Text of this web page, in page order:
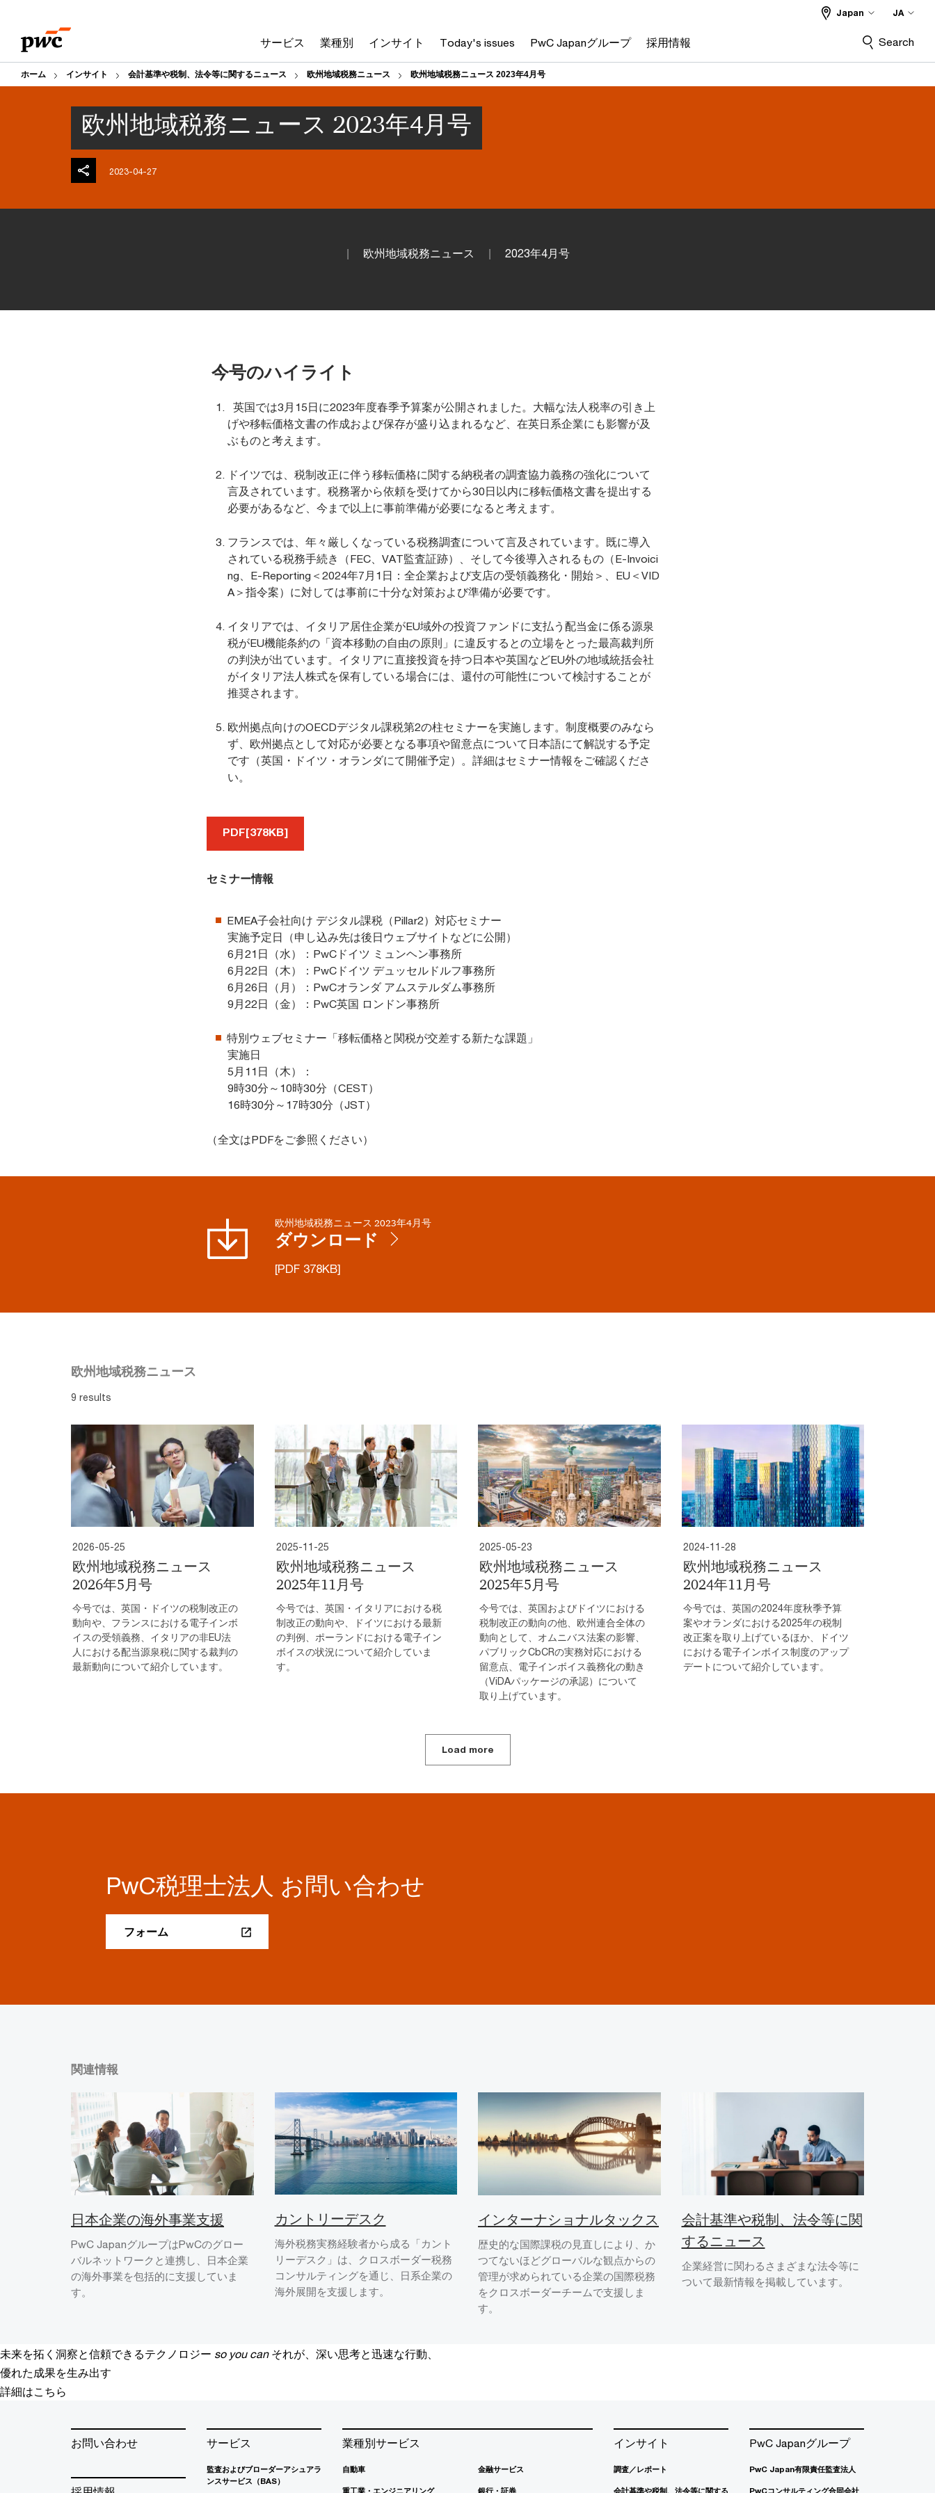
content
footer
サービス 業種別 インサイト Today's issues PwC Japanグループ 採用情報
Japan JA
Search
ホーム インサイト 会計基準や税制、法令等に関するニュース 欧州地域税務ニュース 欧州地域税務ニュース 2023年4月号
欧州地域税務ニュース 2023年4月号
2023-04-27
欧州地域税務ニュース 2023年4月号
今号のハイライト
英国では3月15日に2023年度春季予算案が公開されました。大幅な法人税率の引き上
げや移転価格文書の作成および保存が盛り込まれるなど、在英日系企業にも影響が及
ぶものと考えます。
ドイツでは、税制改正に伴う移転価格に関する納税者の調査協力義務の強化について
言及されています。税務署から依頼を受けてから30日以内に移転価格文書を提出する
必要があるなど、今まで以上に事前準備が必要になると考えます。
フランスでは、年々厳しくなっている税務調査について言及されています。既に導入
されている税務手続き（FEC、VAT監査証跡）、そして今後導入されるもの（E-Invoici
ng、E-Reporting＜2024年7月1日：全企業および支店の受領義務化・開始＞、EU＜VID
A＞指令案）に対しては事前に十分な対策および準備が必要です。
イタリアでは、イタリア居住企業がEU域外の投資ファンドに支払う配当金に係る源泉
税がEU機能条約の「資本移動の自由の原則」に違反するとの立場をとった最高裁判所
の判決が出ています。イタリアに直接投資を持つ日本や英国などEU外の地域統括会社
がイタリア法人株式を保有している場合には、還付の可能性について検討することが
推奨されます。
欧州拠点向けのOECDデジタル課税第2の柱セミナーを実施します。制度概要のみなら
ず、欧州拠点として対応が必要となる事項や留意点について日本語にて解説する予定
です（英国・ドイツ・オランダにて開催予定）。詳細はセミナー情報をご確認くださ
い。
PDF[378KB]
セミナー情報
EMEA子会社向け デジタル課税（Pillar2）対応セミナー
実施予定日（申し込み先は後日ウェブサイトなどに公開）
6月21日（水）：PwCドイツ ミュンヘン事務所
6月22日（木）：PwCドイツ デュッセルドルフ事務所
6月26日（月）：PwCオランダ アムステルダム事務所
9月22日（金）：PwC英国 ロンドン事務所
特別ウェブセミナー「移転価格と関税が交差する新たな課題」
実施日
5月11日（木）：
9時30分～10時30分（CEST）
16時30分～17時30分（JST）
（全文はPDFをご参照ください）
欧州地域税務ニュース 2023年4月号
ダウンロード
[PDF 378KB]
欧州地域税務ニュース
9 results
2026-05-25
欧州地域税務ニュース
2026年5月号
今号では、英国・ドイツの税制改正の
動向や、フランスにおける電子インボ
イスの受領義務、イタリアの非EU法
人における配当源泉税に関する裁判の
最新動向について紹介しています。
2025-11-25
欧州地域税務ニュース
2025年11月号
今号では、英国・イタリアにおける税
制改正の動向や、ドイツにおける最新
の判例、ポーランドにおける電子イン
ボイスの状況について紹介していま
す。
2025-05-23
欧州地域税務ニュース
2025年5月号
今号では、英国およびドイツにおける
税制改正の動向の他、欧州連合全体の
動向として、オムニバス法案の影響、
パブリックCbCRの実務対応における
留意点、電子インボイス義務化の動き
（ViDAパッケージの承認）について
取り上げています。
2024-11-28
欧州地域税務ニュース
2024年11月号
今号では、英国の2024年度秋季予算
案やオランダにおける2025年の税制
改正案を取り上げているほか、ドイツ
における電子インボイス制度のアップ
デートについて紹介しています。
Load more
PwC税理士法人 お問い合わせ
フォーム
関連情報
日本企業の海外事業支援
PwC JapanグループはPwCのグロー
バルネットワークと連携し、日本企業
の海外事業を包括的に支援していま
す。
カントリーデスク
海外税務実務経験者から成る「カント
リーデスク」は、クロスボーダー税務
コンサルティングを通じ、日系企業の
海外展開を支援します。
インターナショナルタックス
歴史的な国際課税の見直しにより、か
つてないほどグローバルな観点からの
管理が求められている企業の国際税務
をクロスボーダーチームで支援しま
す。
会計基準や税制、法令等に関
するニュース
企業経営に関わるさまざまな法令等に
ついて最新情報を掲載しています。
未来を拓く洞察と信頼できるテクノロジー so you can それが、深い思考と迅速な行動、
優れた成果を生み出す
詳細はこちら
お問い合わせ サービス
監査およびブローダーアシュアラ
ンスサービス（BAS）
業種別サービス
自動車
重工業・エンジニアリング
金融サービス
銀行・証券
インサイト
調査／レポート
会計基準や税制、法令等に関する
PwC Japanグループ
PwC Japan有限責任監査法人
PwCコンサルティング合同会社